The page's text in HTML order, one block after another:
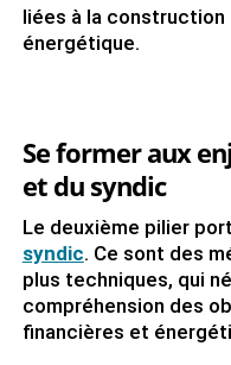
liées à la construction
énergétique.
Se former aux
et du syndic
Le deuxième pilier
syndic. Ce sont des
plus techniques, qui
compréhension des
financières et